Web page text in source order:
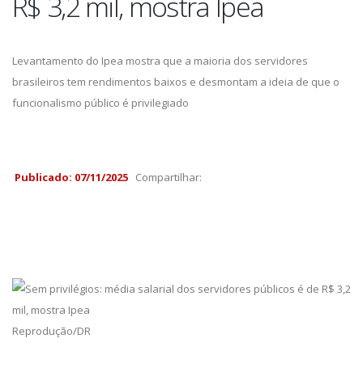
Levantamento do Ipea mostra que a maioria dos servidores
brasileiros tem rendimentos baixos e desmontam a ideia de que o
funcionalismo público é privilegiado
Publicado: 07/11/2025 Compartilhar:
Reprodução/DR